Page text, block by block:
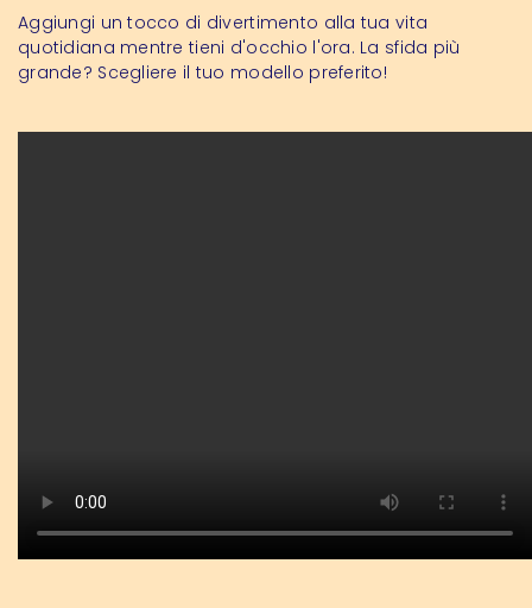
Aggiungi un tocco di divertimento alla tua vita
quotidiana mentre tieni d'occhio l'ora. La sfida più
grande? Scegliere il tuo modello preferito!